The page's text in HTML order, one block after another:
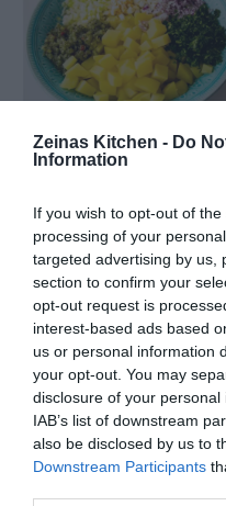
Zeinas Kitchen - Do
Information
If you wish to opt-out of
processing of your
targeted advertising by us,
section to confirm your
opt-out request is
interest-based ads based
us or personal information
your opt-out. You may
disclosure of your
IAB’s list of downstream
also be disclosed by us to
Downstream Participants